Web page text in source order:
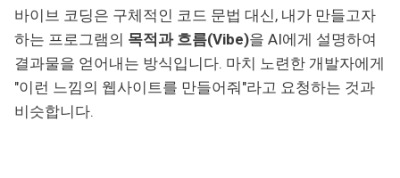
바이브 코딩은 구체적인 코드 문법 대신, 내가 만들고자
하는 프로그램의 목적과 흐름(Vibe)을 AI에게 설명하여
결과물을 얻어내는 방식입니다. 마치 노련한 개발자에게
"이런 느낌의 웹사이트를 만들어줘"라고 요청하는 것과
비슷합니다.